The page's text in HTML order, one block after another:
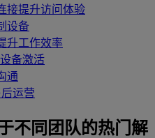
接提升访问体验
设备
升工作效率
备激活
通
运营
不同团队的热门解